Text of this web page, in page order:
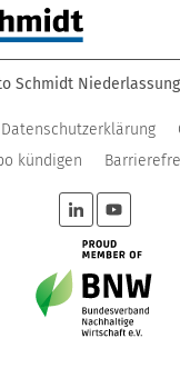
Schmidt
Datenschutzerklärung
kündigen